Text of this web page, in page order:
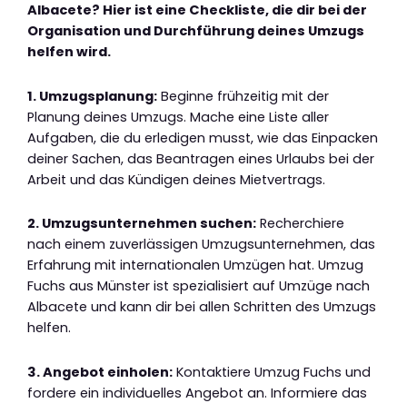
Albacete? Hier ist eine Checkliste, die dir bei der
Organisation und Durchführung deines Umzugs
helfen wird.
1. Umzugsplanung: Beginne frühzeitig mit der
Planung deines Umzugs. Mache eine Liste aller
Aufgaben, die du erledigen musst, wie das Einpacken
deiner Sachen, das Beantragen eines Urlaubs bei der
Arbeit und das Kündigen deines Mietvertrags.
2. Umzugsunternehmen suchen: Recherchiere
nach einem zuverlässigen Umzugsunternehmen, das
Erfahrung mit internationalen Umzügen hat. Umzug
Fuchs aus Münster ist spezialisiert auf Umzüge nach
Albacete und kann dir bei allen Schritten des Umzugs
helfen.
3. Angebot einholen: Kontaktiere Umzug Fuchs und
fordere ein individuelles Angebot an. Informiere das